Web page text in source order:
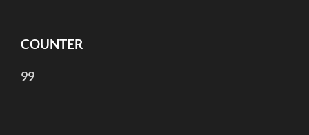
99
COUNTER